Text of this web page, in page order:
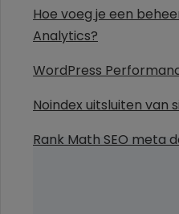
Hoe voeg je een
Analytics?
WordPress
Noindex uitsluiten van
Rank Math SEO meta